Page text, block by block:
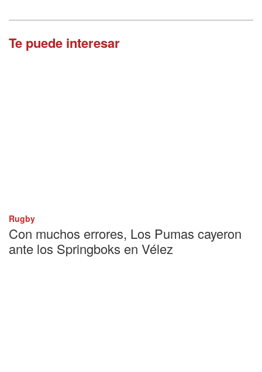
Te puede interesar
Rugby
Con muchos errores, Los Pumas cayeron
ante los Springboks en Vélez